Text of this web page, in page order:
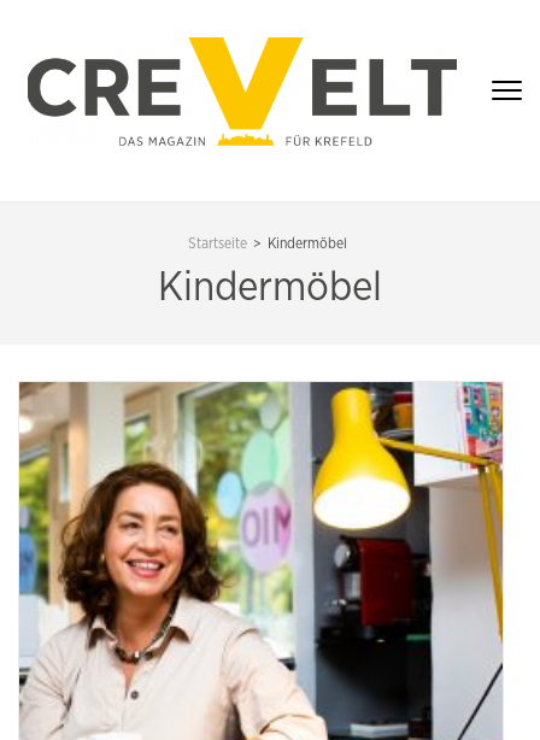
springen
(Enter
KREFELD
Startseite > Kindermöbel
Kindermöbel